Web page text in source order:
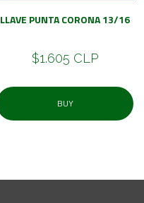
LLAVE PUNTA CORONA 13/16
$1.605 CLP
BUY